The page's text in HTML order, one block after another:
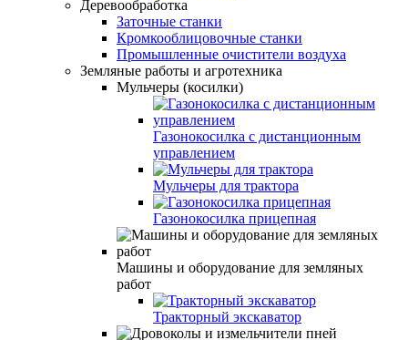
Деревообработка
Заточные станки
Кромкооблицовочные станки
Промышленные очистители воздуха
Земляные работы и агротехника
Мульчеры (косилки)
Газонокосилка с дистанционным
управлением
Мульчеры для трактора
Газонокосилка прицепная
Машины и оборудование для земляных
работ
Тракторный экскаватор